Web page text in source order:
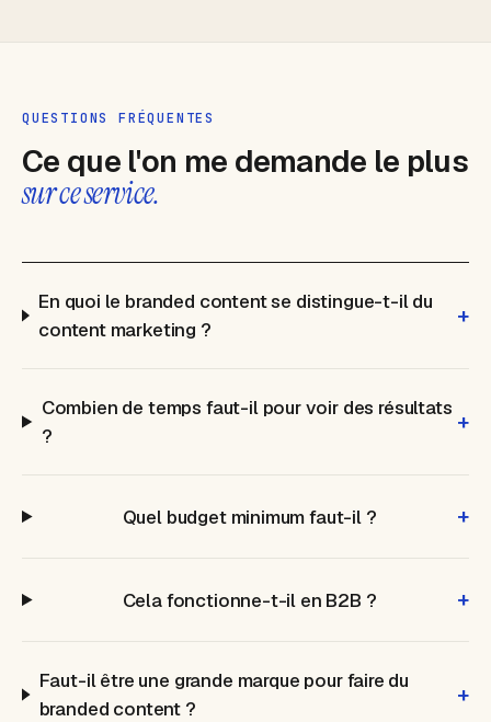
QUESTIONS FRÉQUENTES
Ce que l'on me demande le plus
sur ce service.
En quoi le branded content se distingue-t-il du
content marketing ?
+
Combien de temps faut-il pour voir des résultats
?
+
Quel budget minimum faut-il ? +
Cela fonctionne-t-il en B2B ? +
Faut-il être une grande marque pour faire du
branded content ?
+